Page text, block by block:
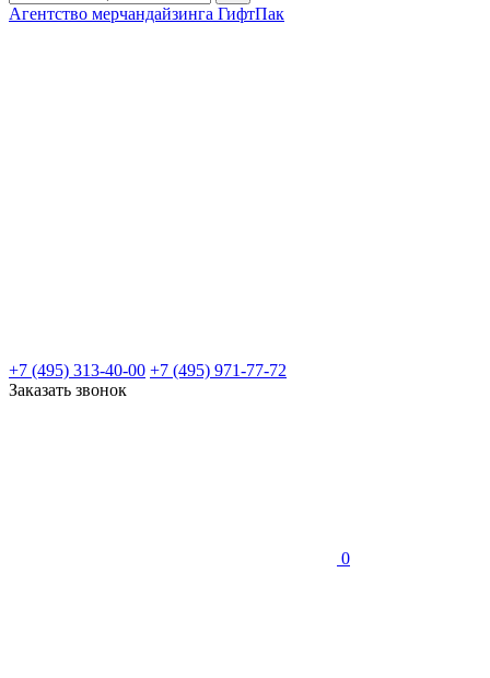
Агентство мерчандайзинга ГифтПак
+7 (495) 313-40-00 +7 (495) 971-77-72
Заказать звонок
0